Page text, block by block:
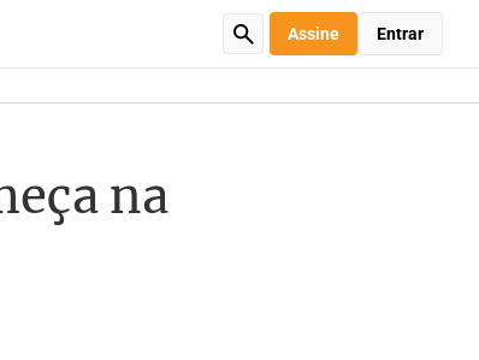
Assine Entrar
na